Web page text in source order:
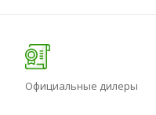
Официальные дилеры